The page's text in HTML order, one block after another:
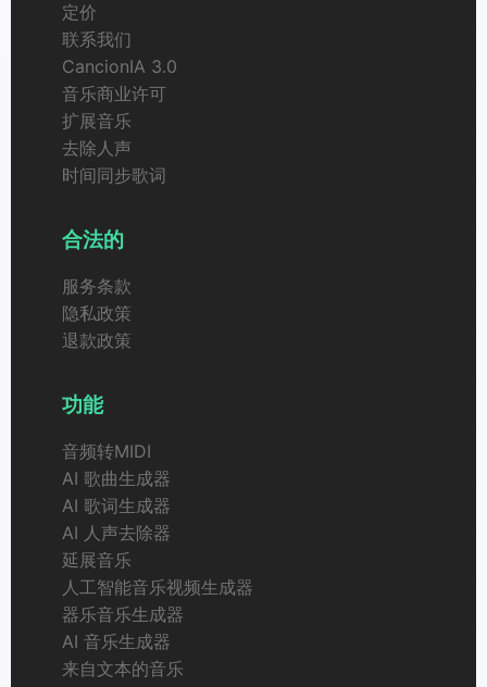
定价
联系我们
CancionIA 3.0
音乐商业许可
扩展音乐
去除人声
时间同步歌词
合法的
服务条款
隐私政策
退款政策
功能
音频转MIDI
AI 歌曲生成器
AI 歌词生成器
AI 人声去除器
延展音乐
人工智能音乐视频生成器
器乐音乐生成器
AI 音乐生成器
来自文本的音乐